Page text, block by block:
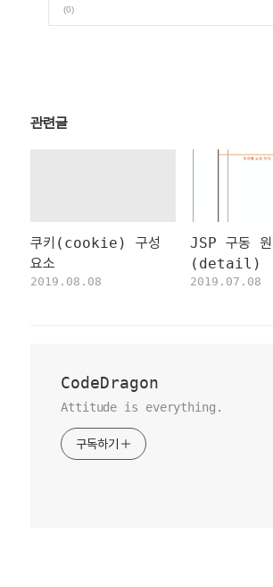
(0)
관련글
쿠키(cookie) 구성
요소
2019.08.08
JSP 구동 원
(detail)
2019.07.08
CodeDragon
Attitude is everything.
구독하기